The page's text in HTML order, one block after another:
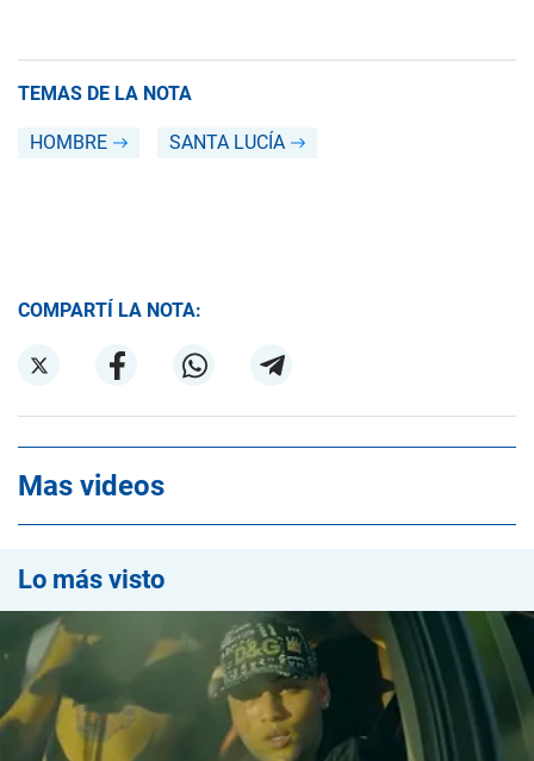
TEMAS DE LA NOTA
HOMBRE SANTA LUCÍA
COMPARTÍ LA NOTA:
Mas videos
Lo más visto